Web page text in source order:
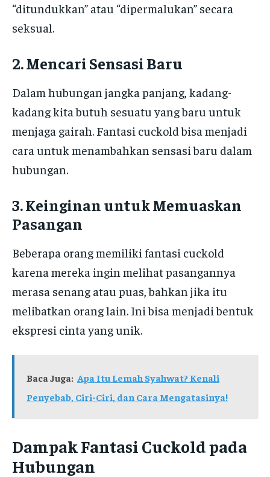
“ditundukkan” atau “dipermalukan” secara
seksual.
2. Mencari Sensasi Baru
Dalam hubungan jangka panjang, kadang-
kadang kita butuh sesuatu yang baru untuk
menjaga gairah. Fantasi cuckold bisa menjadi
cara untuk menambahkan sensasi baru dalam
hubungan.
3. Keinginan untuk Memuaskan
Pasangan
Beberapa orang memiliki fantasi cuckold
karena mereka ingin melihat pasangannya
merasa senang atau puas, bahkan jika itu
melibatkan orang lain. Ini bisa menjadi bentuk
ekspresi cinta yang unik.
Baca Juga: Apa Itu Lemah Syahwat? Kenali
Penyebab, Ciri-Ciri, dan Cara Mengatasinya!
Dampak Fantasi Cuckold pada
Hubungan